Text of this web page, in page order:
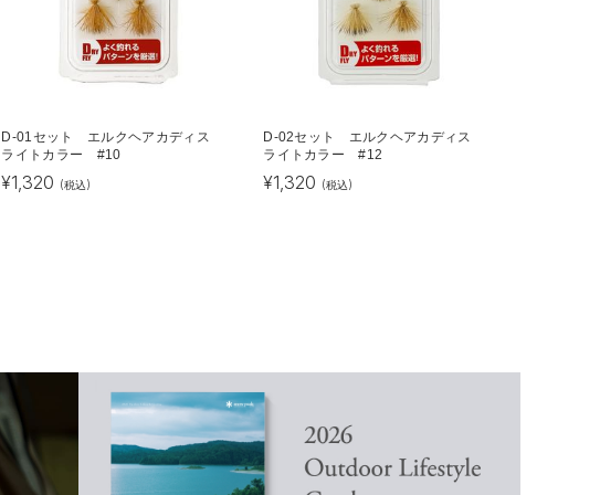
D-01セット エルクヘアカディス
ライトカラー #10
¥1,320 (税込)
D-02セット エルクヘアカディス
ライトカラー #12
¥1,320 (税込)